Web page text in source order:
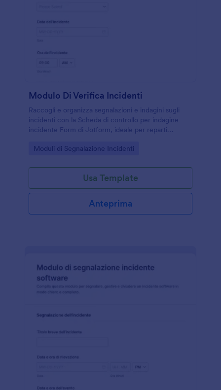
Modulo Di Verifica Incidenti
Raccogli e organizza segnalazioni e indagini sugli
incidenti con la Scheda di controllo per indagine
incidente Form di Jotform, ideale per reparti
documentare eventi e azioni correttive.
Go to Category:
Moduli di Segnalazione Incidenti
Usa Template
Anteprima